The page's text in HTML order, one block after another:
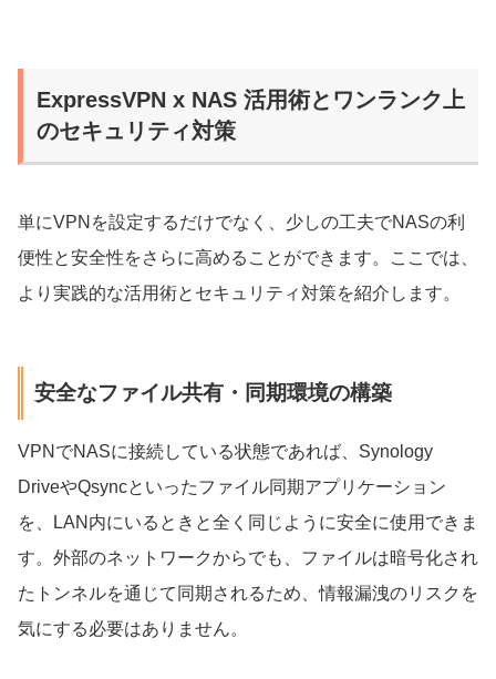
ExpressVPN x NAS 活用術とワンランク上
のセキュリティ対策
単にVPNを設定するだけでなく、少しの工夫でNASの利
便性と安全性をさらに高めることができます。ここでは、
より実践的な活用術とセキュリティ対策を紹介します。
安全なファイル共有・同期環境の構築
VPNでNASに接続している状態であれば、Synology
DriveやQsyncといったファイル同期アプリケーション
を、LAN内にいるときと全く同じように安全に使用できま
す。外部のネットワークからでも、ファイルは暗号化され
たトンネルを通じて同期されるため、情報漏洩のリスクを
気にする必要はありません。